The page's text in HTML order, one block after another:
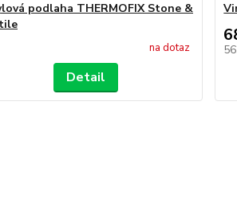
podlaha THERMOFIX Stone &
na dotaz
Detail